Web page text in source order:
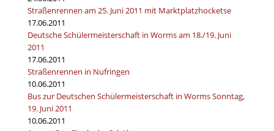
Straßenrennen am 25. Juni 2011 mit Marktplatzhocketse
17.06.2011
Deutsche Schülermeisterschaft in Worms am 18./19. Juni
2011
17.06.2011
Straßenrennen in Nufringen
10.06.2011
Bus zur Deutschen Schülermeisterschaft in Worms Sonntag,
19. Juni 2011
10.06.2011